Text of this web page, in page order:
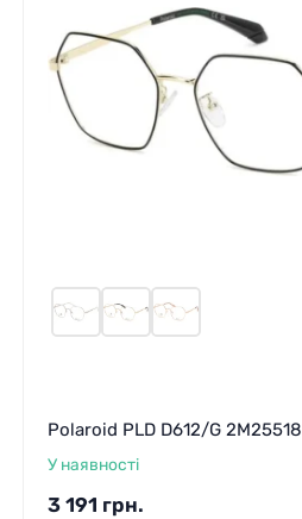
Polaroid PLD D612/G 2M25518
У наявності
3 191 грн.